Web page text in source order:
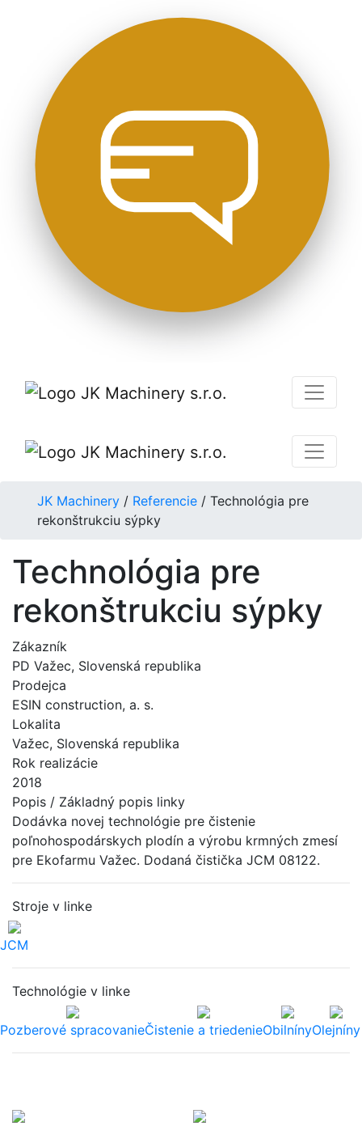
JK Machinery / Referencie / Technológia pre
rekonštrukciu sýpky
Technológia pre
rekonštrukciu sýpky
Zákazník
PD Važec, Slovenská republika
Prodejca
ESIN construction, a. s.
Lokalita
Važec, Slovenská republika
Rok realizácie
2018
Popis / Základný popis linky
Dodávka novej technológie pre čistenie
poľnohospodárskych plodín a výrobu krmných zmesí
pre Ekofarmu Važec. Dodaná čistička JCM 08122.
Stroje v linke
JCM
Technológie v linke
Pozberové spracovanieČistenie a triedenieObilnínyOlejníny